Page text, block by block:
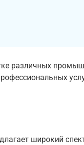
различных
широкий